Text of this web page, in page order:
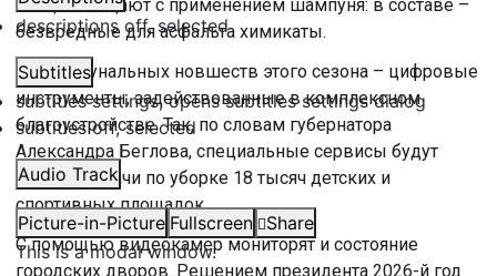
descriptions off, selected
Subtitles
subtitles settings, opens subtitles settings dialog
subtitles off, selected
Audio Track
Picture-in-Picture Fullscreen
Share
This is a modal window.
Улицы очищают с применением шампуня: в составе –
безвредные для асфальта химикаты.
Из коммунальных новшеств этого сезона – цифровые
инструменты, задействованные в комплексном
благоустройстве. Так, по словам губернатора
Александра Беглова, специальные сервисы будут
ставить задачи по уборке 18 тысяч детских и
спортивных площадок.
С помощью видеокамер мониторят и состояние
городских дворов. Решением президента 2026-й год